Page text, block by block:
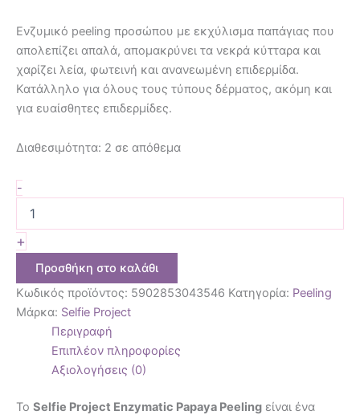
Ενζυμικό peeling προσώπου με εκχύλισμα παπάγιας που
απολεπίζει απαλά, απομακρύνει τα νεκρά κύτταρα και
χαρίζει λεία, φωτεινή και ανανεωμένη επιδερμίδα.
Κατάλληλο για όλους τους τύπους δέρματος, ακόμη και
για ευαίσθητες επιδερμίδες.
Διαθεσιμότητα: 2 σε απόθεμα
-
+
Προσθήκη στο καλάθι
Κωδικός προϊόντος: 5902853043546 Κατηγορία: Peeling
Μάρκα: Selfie Project
Περιγραφή
Επιπλέον πληροφορίες
Αξιολογήσεις (0)
Το Selfie Project Enzymatic Papaya Peeling είναι ένα